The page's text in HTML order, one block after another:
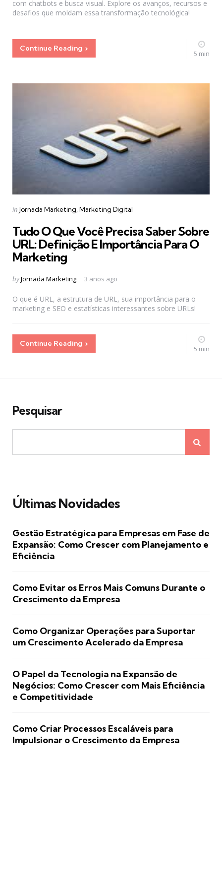
com chatbots e busca visual. Explore os avanços, recursos e
desafios que moldam essa transformação tecnológica!
Continue Reading
5 min
Categories
Posted
in Jornada Marketing Marketing Digital
Tudo O Que Você Precisa Saber Sobre
URL: Definição E Importância Para O
Marketing
Posted
byJornada Marketing 3 anos ago
O que é URL, a estrutura de URL, sua importância para o
marketing e SEO e estatísticas interessantes sobre URLs!
Continue Reading
5 min
Pesquisar
Últimas Novidades
Gestão Estratégica para Empresas em Fase de
Expansão: Como Crescer com Planejamento e
Eficiência
Como Evitar os Erros Mais Comuns Durante o
Crescimento da Empresa
Como Organizar Operações para Suportar
um Crescimento Acelerado da Empresa
O Papel da Tecnologia na Expansão de
Negócios: Como Crescer com Mais Eficiência
e Competitividade
Como Criar Processos Escaláveis para
Impulsionar o Crescimento da Empresa